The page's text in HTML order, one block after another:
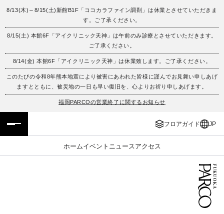
8/13(木)～8/15(土)新館B1F「ココカラファイン調剤」は休業とさせていただきま
す。ご了承ください。
8/15(土) 本館6F「アイクリニック天神」は午前のみ診療とさせていただきます。
ご了承ください。
8/14(金) 本館6F「アイクリニック天神」は休業致します。ご了承ください。
このたびの令和8年熊本地震により被害にあわれた皆様に謹んでお見舞い申しあげ
ますとともに、被災地の一日も早い復旧を、心よりお祈り申しあげます。
福岡PARCOの営業終了に関するお知らせ
フロアガイド JP
ホームイベント ニュース アクセス
フロアガイド
施設案内・アクセス
イベント・ポップアップ
レストラン・カフェ
ENGLISH
繁体字
簡体字
ภาษาไทย